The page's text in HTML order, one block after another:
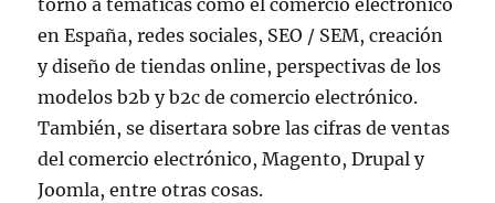
torno a temáticas como el comercio electrónico
en España, redes sociales, SEO / SEM, creación
y diseño de tiendas online, perspectivas de los
modelos b2b y b2c de comercio electrónico.
También, se disertara sobre las cifras de ventas
del comercio electrónico, Magento, Drupal y
Joomla, entre otras cosas.